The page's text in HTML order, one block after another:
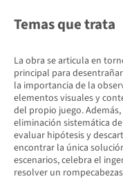
Temas que trata
La obra se articula en
principal para
la importancia de la
elementos visuales y
del propio juego.
eliminación sistemática
evaluar hipótesis y
encontrar la única
escenarios, celebra el
resolver un